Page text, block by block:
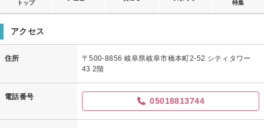
トップ
特集
アクセス
住所
〒500-8856 岐阜県岐阜市橋本町2-52 シティタワー
43 2階
電話番号 05018813744